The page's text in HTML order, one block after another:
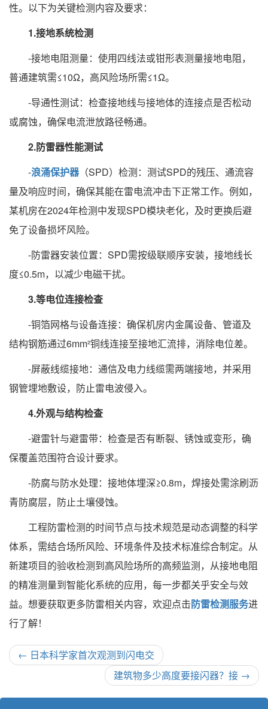
性。以下为关键检测内容及要求：
1.接地系统检测
-接地电阻测量：使用四线法或钳形表测量接地电阻，
普通建筑需≤10Ω，高风险场所需≤1Ω。
-导通性测试：检查接地线与接地体的连接点是否松动
或腐蚀，确保电流泄放路径畅通。
2.防雷器性能测试
-浪涌保护器（SPD）检测：测试SPD的残压、通流容
量及响应时间，确保其能在雷电流冲击下正常工作。例如，
某机房在2024年检测中发现SPD模块老化，及时更换后避
免了设备损坏风险。
-防雷器安装位置：SPD需按级联顺序安装，接地线长
度≤0.5m，以减少电磁干扰。
3.等电位连接检查
-铜箔网格与设备连接：确保机房内金属设备、管道及
结构钢筋通过6mm²铜线连接至接地汇流排，消除电位差。
-屏蔽线缆接地：通信及电力线缆需两端接地，并采用
钢管埋地敷设，防止雷电波侵入。
4.外观与结构检查
-避雷针与避雷带：检查是否有断裂、锈蚀或变形，确
保覆盖范围符合设计要求。
-防腐与防水处理：接地体埋深≥0.8m，焊接处需涂刷沥
青防腐层，防止土壤侵蚀。
工程防雷检测的时间节点与技术规范是动态调整的科学
体系，需结合场所风险、环境条件及技术标准综合制定。从
新建项目的验收检测到高风险场所的高频监测，从接地电阻
的精准测量到智能化系统的应用，每一步都关乎安全与效
益。想要获取更多防雷相关内容，欢迎点击防雷检测服务进
行了解！
← 日本科学家首次观测到闪电交
建筑物多少高度要接闪器？接 →